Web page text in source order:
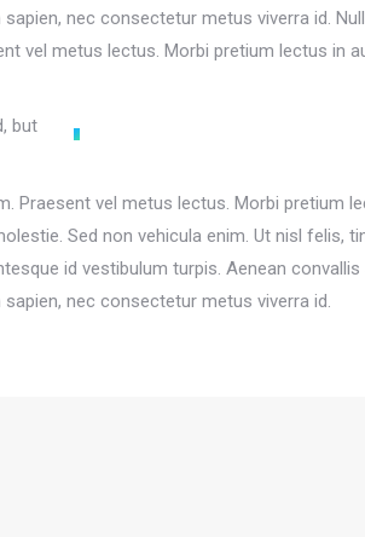
nec consectetur metus viverra id.
vel metus lectus. Morbi pretium lectus in
but
vel metus lectus. Morbi pretium
Sed non vehicula enim. Ut nisl felis,
id vestibulum turpis. Aenean
nec consectetur metus viverra id.